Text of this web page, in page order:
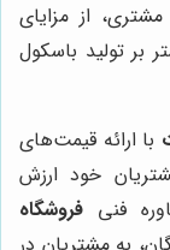
از مزایای
تولید باسکول
با ارائه قیمت‌های
خود ارزش
فنی فروشگاه